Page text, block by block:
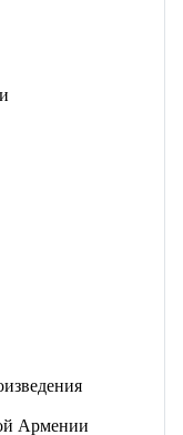
Армении